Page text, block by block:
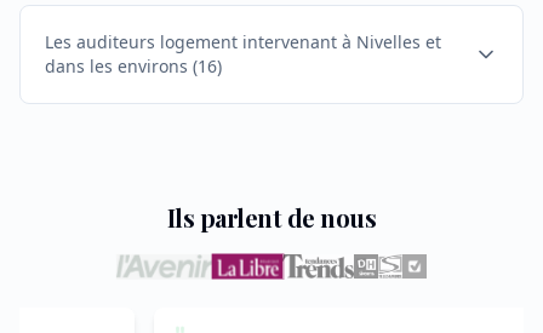
Les auditeurs logement intervenant à Nivelles et
dans les environs (16)
Ils parlent de nous